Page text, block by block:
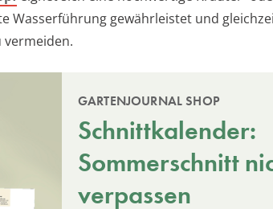
Wasserführung gewährleistet und
vermeiden.
GARTENJOURNAL SHOP
Schnittkalender:
Sommerschnitt
verpassen